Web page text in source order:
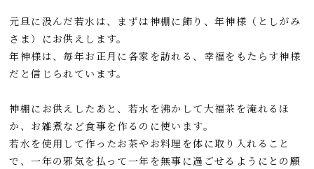
元旦に汲んだ若水は、まずは神棚に飾り、年神様（としがみ
さま）にお供えします。
年神様は、毎年お正月に各家を訪れる、幸福をもたらす神様
だと信じられています。
神棚にお供えしたあと、若水を沸かして大福茶を淹れるほ
か、お雑煮など食事を作るのに使います。
若水を使用して作ったお茶やお料理を体に取り入れること
で、一年の邪気を払って一年を無事に過ごせるようにとの願